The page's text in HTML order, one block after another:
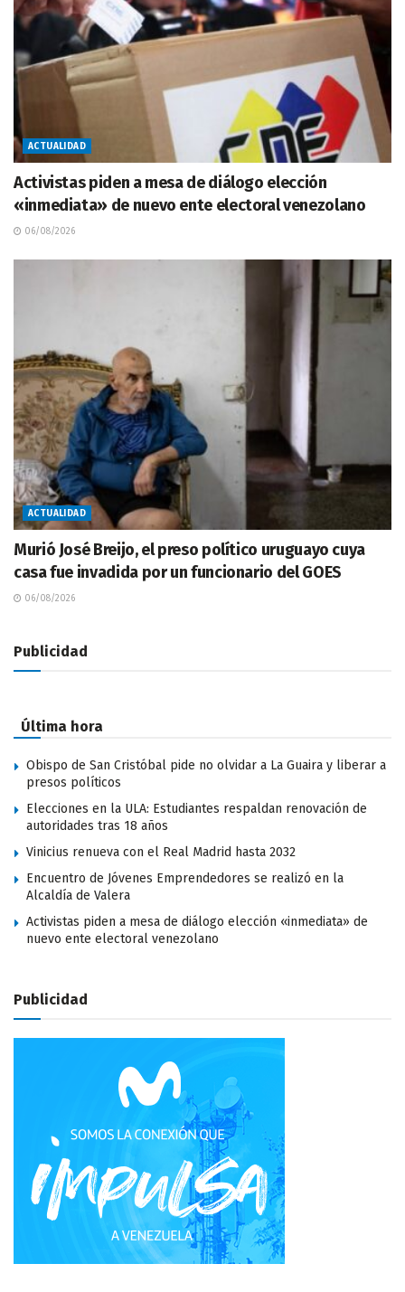
ACTUALIDAD
Activistas piden a mesa de diálogo elección
«inmediata» de nuevo ente electoral venezolano
06/08/2026
ACTUALIDAD
Murió José Breijo, el preso político uruguayo cuya
casa fue invadida por un funcionario del GOES
06/08/2026
Publicidad
Última hora
Obispo de San Cristóbal pide no olvidar a La Guaira y liberar a
presos políticos
Elecciones en la ULA: Estudiantes respaldan renovación de
autoridades tras 18 años
Vinicius renueva con el Real Madrid hasta 2032
Encuentro de Jóvenes Emprendedores se realizó en la
Alcaldía de Valera
Activistas piden a mesa de diálogo elección «inmediata» de
nuevo ente electoral venezolano
Publicidad